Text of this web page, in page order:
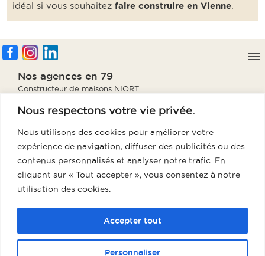
Nous respectons votre vie privée.
Nous utilisons des cookies pour améliorer votre
expérience de navigation, diffuser des publicités ou des
contenus personnalisés et analyser notre trafic. En
cliquant sur « Tout accepter », vous consentez à notre
utilisation des cookies.
Personnaliser
Accepter tout
idéal si vous souhaitezfaire construire en Vienne.
Nos agences en 79
Constructeur de maisons NIORT
Constructeur de maisons BRESSUIRE
Notre agence en 85
Constructeur de maisons Fontenay
Notre agence en 86
Constructeur de maisons Poitiers
Constructeur de maisons La Rochelle